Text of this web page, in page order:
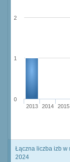
2013 2014 2015
0
1
2
Łączna liczba izb w
2024